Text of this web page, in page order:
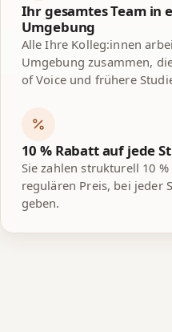
Ihr gesamtes Team in
Umgebung
Alle Ihre Kolleg:innen
Umgebung zusammen,
of Voice und frühere
10 % Rabatt auf jede
Sie zahlen strukturell 10
regulären Preis, bei jeder
geben.